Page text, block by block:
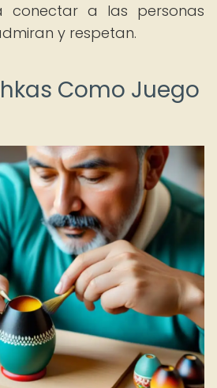
conectar a las personas
y respetan.
Como Juego